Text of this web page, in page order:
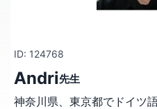
ID: 124768
Andri先生
神奈川県、東京都でドイツ